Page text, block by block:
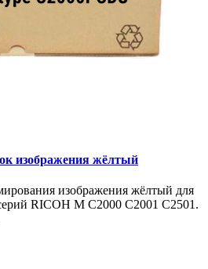
изображения жёлтый
изображения жёлтый для
RICOH M C2000 C2001 C2501.